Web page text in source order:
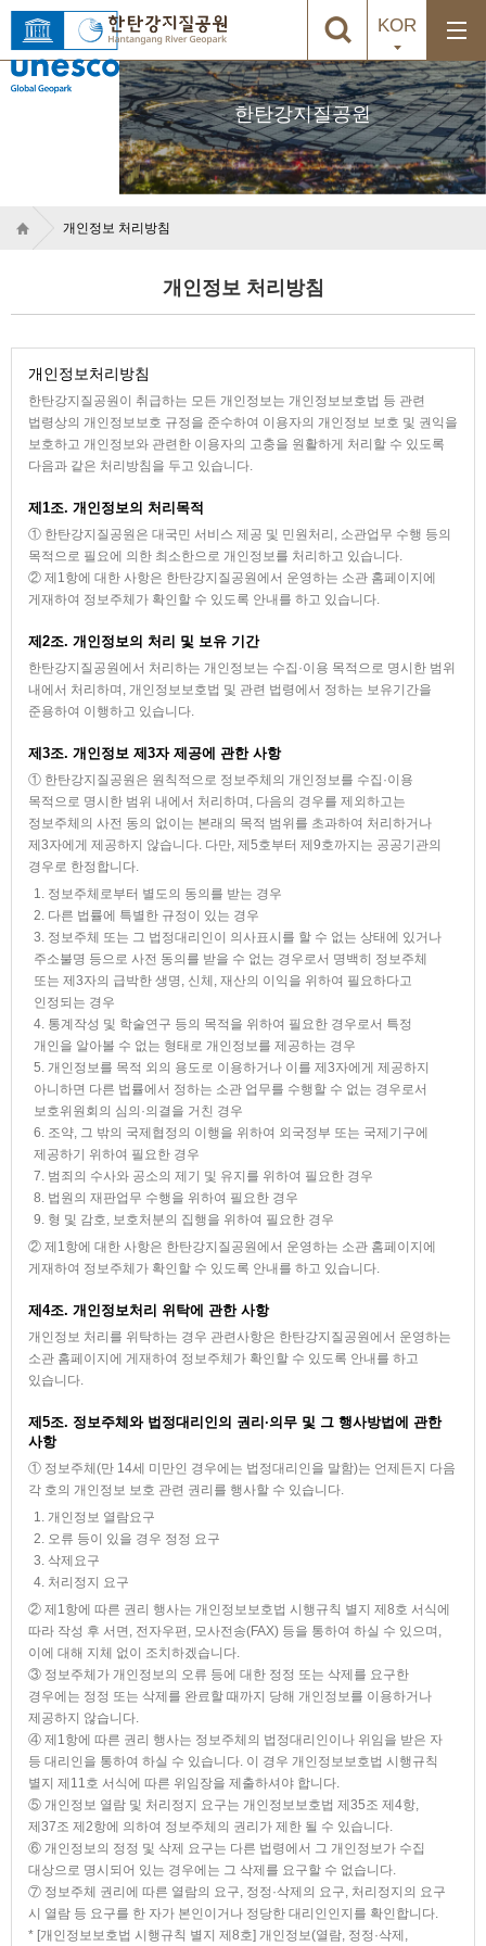
KOR
한탄강지질공원
개인정보 처리방침
개인정보 처리방침
개인정보처리방침
한탄강지질공원이 취급하는 모든 개인정보는 개인정보보호법 등 관련
법령상의 개인정보보호 규정을 준수하여 이용자의 개인정보 보호 및 권익을
보호하고 개인정보와 관련한 이용자의 고충을 원활하게 처리할 수 있도록
다음과 같은 처리방침을 두고 있습니다.
제1조. 개인정보의 처리목적
① 한탄강지질공원은 대국민 서비스 제공 및 민원처리, 소관업무 수행 등의
목적으로 필요에 의한 최소한으로 개인정보를 처리하고 있습니다.
② 제1항에 대한 사항은 한탄강지질공원에서 운영하는 소관 홈페이지에
게재하여 정보주체가 확인할 수 있도록 안내를 하고 있습니다.
제2조. 개인정보의 처리 및 보유 기간
한탄강지질공원에서 처리하는 개인정보는 수집·이용 목적으로 명시한 범위
내에서 처리하며, 개인정보보호법 및 관련 법령에서 정하는 보유기간을
준용하여 이행하고 있습니다.
제3조. 개인정보 제3자 제공에 관한 사항
① 한탄강지질공원은 원칙적으로 정보주체의 개인정보를 수집·이용
목적으로 명시한 범위 내에서 처리하며, 다음의 경우를 제외하고는
정보주체의 사전 동의 없이는 본래의 목적 범위를 초과하여 처리하거나
제3자에게 제공하지 않습니다. 다만, 제5호부터 제9호까지는 공공기관의
경우로 한정합니다.
1. 정보주체로부터 별도의 동의를 받는 경우
2. 다른 법률에 특별한 규정이 있는 경우
3. 정보주체 또는 그 법정대리인이 의사표시를 할 수 없는 상태에 있거나
주소불명 등으로 사전 동의를 받을 수 없는 경우로서 명백히 정보주체
또는 제3자의 급박한 생명, 신체, 재산의 이익을 위하여 필요하다고
인정되는 경우
4. 통계작성 및 학술연구 등의 목적을 위하여 필요한 경우로서 특정
개인을 알아볼 수 없는 형태로 개인정보를 제공하는 경우
5. 개인정보를 목적 외의 용도로 이용하거나 이를 제3자에게 제공하지
아니하면 다른 법률에서 정하는 소관 업무를 수행할 수 없는 경우로서
보호위원회의 심의·의결을 거친 경우
6. 조약, 그 밖의 국제협정의 이행을 위하여 외국정부 또는 국제기구에
제공하기 위하여 필요한 경우
7. 범죄의 수사와 공소의 제기 및 유지를 위하여 필요한 경우
8. 법원의 재판업무 수행을 위하여 필요한 경우
9. 형 및 감호, 보호처분의 집행을 위하여 필요한 경우
② 제1항에 대한 사항은 한탄강지질공원에서 운영하는 소관 홈페이지에
게재하여 정보주체가 확인할 수 있도록 안내를 하고 있습니다.
제4조. 개인정보처리 위탁에 관한 사항
개인정보 처리를 위탁하는 경우 관련사항은 한탄강지질공원에서 운영하는
소관 홈페이지에 게재하여 정보주체가 확인할 수 있도록 안내를 하고
있습니다.
제5조. 정보주체와 법정대리인의 권리·의무 및 그 행사방법에 관한
사항
① 정보주체(만 14세 미만인 경우에는 법정대리인을 말함)는 언제든지 다음
각 호의 개인정보 보호 관련 권리를 행사할 수 있습니다.
1. 개인정보 열람요구
2. 오류 등이 있을 경우 정정 요구
3. 삭제요구
4. 처리정지 요구
② 제1항에 따른 권리 행사는 개인정보보호법 시행규칙 별지 제8호 서식에
따라 작성 후 서면, 전자우편, 모사전송(FAX) 등을 통하여 하실 수 있으며,
이에 대해 지체 없이 조치하겠습니다.
③ 정보주체가 개인정보의 오류 등에 대한 정정 또는 삭제를 요구한
경우에는 정정 또는 삭제를 완료할 때까지 당해 개인정보를 이용하거나
제공하지 않습니다.
④ 제1항에 따른 권리 행사는 정보주체의 법정대리인이나 위임을 받은 자
등 대리인을 통하여 하실 수 있습니다. 이 경우 개인정보보호법 시행규칙
별지 제11호 서식에 따른 위임장을 제출하셔야 합니다.
⑤ 개인정보 열람 및 처리정지 요구는 개인정보보호법 제35조 제4항,
제37조 제2항에 의하여 정보주체의 권리가 제한 될 수 있습니다.
⑥ 개인정보의 정정 및 삭제 요구는 다른 법령에서 그 개인정보가 수집
대상으로 명시되어 있는 경우에는 그 삭제를 요구할 수 없습니다.
⑦ 정보주체 권리에 따른 열람의 요구, 정정·삭제의 요구, 처리정지의 요구
시 열람 등 요구를 한 자가 본인이거나 정당한 대리인인지를 확인합니다.
* [개인정보보호법 시행규칙 별지 제8호] 개인정보(열람, 정정·삭제,